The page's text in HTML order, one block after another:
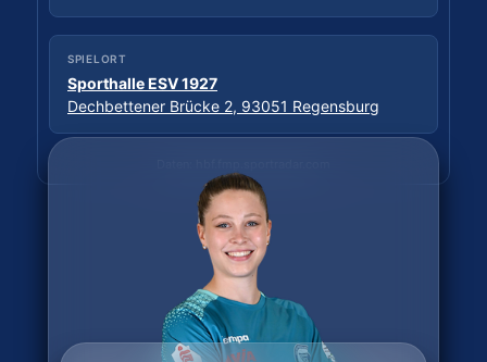
SPIELORT
Wittkuller Straße, 42719 Solingen
Daten: hbf.fmp.sportradar.com
SPIELORT
Sporthalle ESV 1927
Dechbettener Brücke 2, 93051 Regensburg